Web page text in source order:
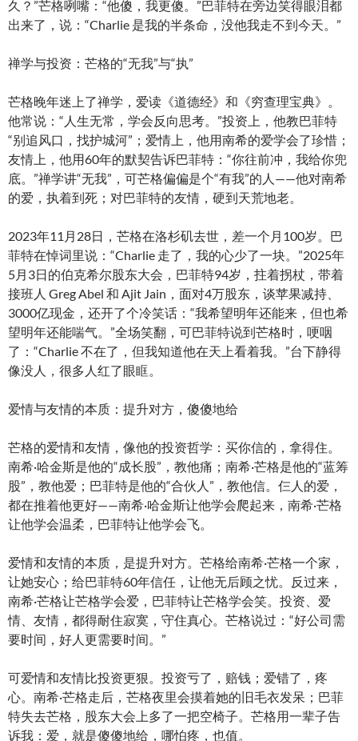
久？”芒格咧嘴：“他傻，我更傻。”巴菲特在旁边笑得眼泪都
出来了，说：“Charlie 是我的半条命，没他我走不到今天。”
禅学与投资：芒格的“无我”与“执”
芒格晚年迷上了禅学，爱读《道德经》和《穷查理宝典》。
他常说：“人生无常，学会反向思考。”投资上，他教巴菲特
“别追风口，找护城河”；爱情上，他用南希的爱学会了珍惜；
友情上，他用60年的默契告诉巴菲特：“你往前冲，我给你兜
底。”禅学讲“无我”，可芒格偏偏是个“有我”的人——他对南希
的爱，执着到死；对巴菲特的友情，硬到天荒地老。
2023年11月28日，芒格在洛杉矶去世，差一个月100岁。巴
菲特在悼词里说：“Charlie 走了，我的心少了一块。”2025年
5月3日的伯克希尔股东大会，巴菲特94岁，拄着拐杖，带着
接班人 Greg Abel 和 Ajit Jain，面对4万股东，谈苹果减持、
3000亿现金，还开了个冷笑话：“我希望明年还能来，但也希
望明年还能喘气。”全场笑翻，可巴菲特说到芒格时，哽咽
了：“Charlie 不在了，但我知道他在天上看着我。”台下静得
像没人，很多人红了眼眶。
爱情与友情的本质：提升对方，傻傻地给
芒格的爱情和友情，像他的投资哲学：买你信的，拿得住。
南希·哈金斯是他的“成长股”，教他痛；南希·芒格是他的“蓝筹
股”，教他爱；巴菲特是他的“合伙人”，教他信。仨人的爱，
都在推着他更好——南希·哈金斯让他学会爬起来，南希·芒格
让他学会温柔，巴菲特让他学会飞。
爱情和友情的本质，是提升对方。芒格给南希·芒格一个家，
让她安心；给巴菲特60年信任，让他无后顾之忧。反过来，
南希·芒格让芒格学会爱，巴菲特让芒格学会笑。投资、爱
情、友情，都得耐住寂寞，守住真心。芒格说过：“好公司需
要时间，好人更需要时间。”
可爱情和友情比投资更狠。投资亏了，赔钱；爱错了，疼
心。南希·芒格走后，芒格夜里会摸着她的旧毛衣发呆；巴菲
特失去芒格，股东大会上多了一把空椅子。芒格用一辈子告
诉我：爱，就是傻傻地给，哪怕疼，也值。